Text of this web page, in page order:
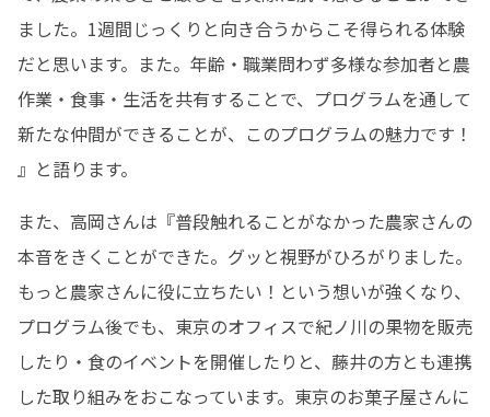
ました。1週間じっくりと向き合うからこそ得られる体験
だと思います。また。年齢・職業問わず多様な参加者と農
作業・食事・生活を共有することで、プログラムを通して
新たな仲間ができることが、このプログラムの魅力です！
』と語ります。
また、高岡さんは『普段触れることがなかった農家さんの
本音をきくことができた。グッと視野がひろがりました。
もっと農家さんに役に立ちたい！という想いが強くなり、
プログラム後でも、東京のオフィスで紀ノ川の果物を販売
したり・食のイベントを開催したりと、藤井の方とも連携
した取り組みをおこなっています。東京のお菓子屋さんに